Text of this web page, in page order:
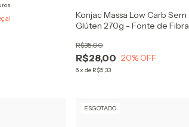
Konjac Massa Low Carb Sem
Glúten 270g - Fonte de Fibra
R$28,00
R$35,00
20% OFF
6x de R$5,33
ESGOTADO